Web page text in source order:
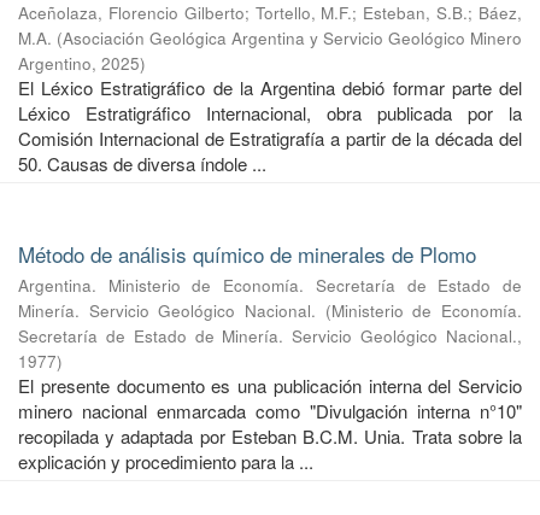
Aceñolaza, Florencio Gilberto; Tortello, M.F.; Esteban, S.B.; Báez,
M.A. (Asociación Geológica Argentina y Servicio Geológico Minero
Argentino, 2025)
El Léxico Estratigráfico de la Argentina debió formar parte del
Léxico Estratigráfico Internacional, obra publicada por la
Comisión Internacional de Estratigrafía a partir de la década del
50. Causas de diversa índole ...
Método de análisis químico de minerales de Plomo
Argentina. Ministerio de Economía. Secretaría de Estado de
Minería. Servicio Geológico Nacional. (Ministerio de Economía.
Secretaría de Estado de Minería. Servicio Geológico Nacional.,
1977)
El presente documento es una publicación interna del Servicio
minero nacional enmarcada como "Divulgación interna n°10"
recopilada y adaptada por Esteban B.C.M. Unia. Trata sobre la
explicación y procedimiento para la ...